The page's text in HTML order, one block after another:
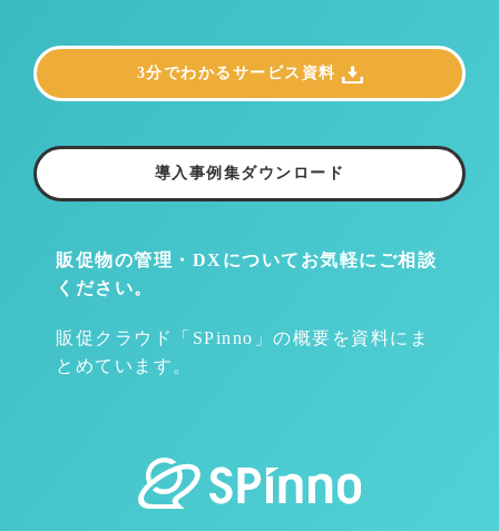
販促物の管理・DXについて お気軽にご相談
ください。
販促クラウド「SPinno」の概要を資料にま
とめています。
3分でわかるサービス資料
導入事例集ダウンロード